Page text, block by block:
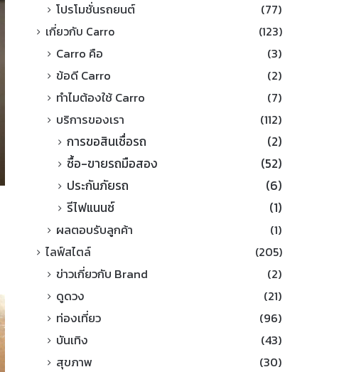
โปรโมชั่นรถยนต์
(77)
เกี่ยวกับ Carro (123)
Carro คือ
(3)
ข้อดี Carro
(2)
ทำไมต้องใช้ Carro
(7)
บริการของเรา
(112)
การขอสินเชื่อรถ
(2)
ซื้อ-ขายรถมือสอง
(52)
ประกันภัยรถ
(6)
รีไฟแนนซ์
(1)
ผลตอบรับลูกค้า (1)
ไลฟ์สไตล์ (205)
ข่าวเกี่ยวกับ Brand
(2)
ดูดวง
(21)
ท่องเที่ยว
(96)
บันเทิง
(43)
สุขภาพ
(30)